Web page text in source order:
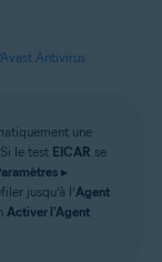
Antivirus
une
le test EICAR se
▸
jusqu’à l’Agent
Activer l'Agent